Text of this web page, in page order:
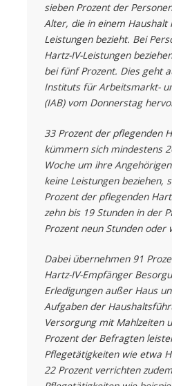
sieben Prozent der
Alter, die in einem Haushalt
Leistungen bezieht. Bei
Hartz-IV-Leistungen
bei fünf Prozent. Dies geht
Instituts für Arbeitsmarkt-
(IAB) vom Donnerstag
33 Prozent der pflegenden
kümmern sich mindestens
Woche um ihre
keine Leistungen beziehen,
Prozent der pflegenden
zehn bis 19 Stunden in der
Prozent neun Stunden oder
Dabei übernehmen 91
Hartz-IV-Empfänger
Erledigungen außer Haus
Aufgaben der
Versorgung mit Mahlzeiten
Prozent der Befragten
Pflegetätigkeiten wie etwa
22 Prozent verrichten